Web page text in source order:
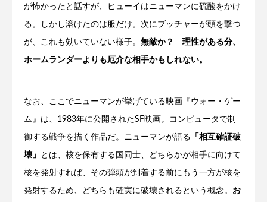
が怖かったと話すが、ヒューイはニューマンに硫酸をかけ
る。しかし溶けたのは服だけ。次にブッチャーが頭を撃つ
が、これも効いていない様子。 無敵か？ 理性がある分、
ホームランダーよりも厄介な相手かもしれない。
なお、ここでニューマンが挙げている映画『ウォー・ゲー
ム』は、1983年に公開されたSF映画。コンピュータで制
御する戦争を描く作品だ。ニューマンが語る 「相互確証破
壊」 とは、核を保有する国同士、どちらかが相手に向けて
核を発射すれば、その弾頭が到着する前にもう一方が核を
発射するため、どちらも確実に破壊されるという概念。 お